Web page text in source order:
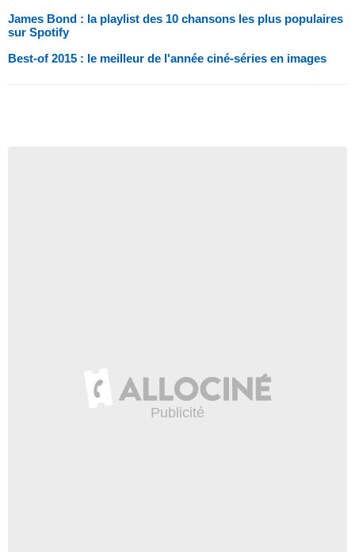
James Bond : la playlist des 10 chansons les plus populaires
sur Spotify
Best-of 2015 : le meilleur de l'année ciné-séries en images